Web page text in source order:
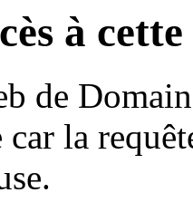
à
de
car la